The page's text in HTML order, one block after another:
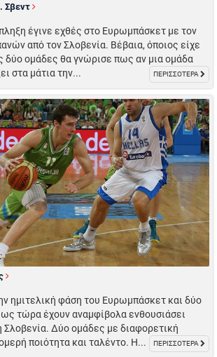
Σβεντ
έγινε εχθές στο Ευρωμπάσκετ με τον
από τον Σλοβενία. Βέβαια, όποιος είχε
δύο ομάδες θα γνώρισε πως αν μια ομάδα
στα μάτια την...
ΠΕΡΙΣΣΟΤΕΡΑ
ημιτελική φάση του Ευρωμπάσκετ και δύο
τώρα έχουν αναμφίβολα ενθουσιάσει
Σλοβενία. Δύο ομάδες με διαφορετική
ποιότητα και ταλέντο. Η...
ΠΕΡΙΣΣΟΤΕΡΑ